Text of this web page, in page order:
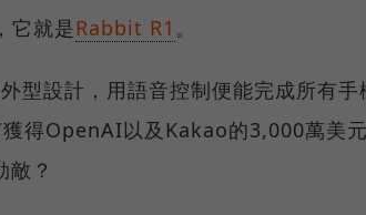
它就是Rabbit R1 。
型設計，用語音控制便能完成所有
得OpenAI以及Kakao的3,000萬美
？